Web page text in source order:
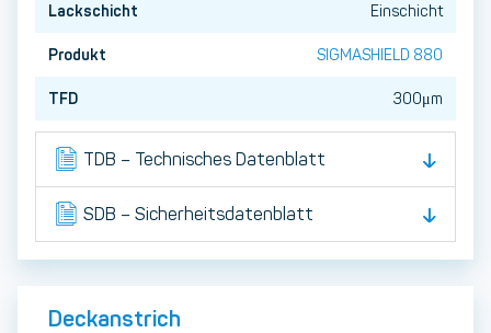
Lackschicht Einschicht
Produkt SIGMASHIELD 880
TFD 300μm
TDB – Technisches Datenblatt
SDB – Sicherheitsdatenblatt
Deckanstrich